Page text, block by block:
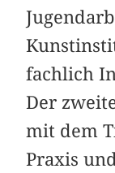
fachlich
Der
mit dem
Praxis